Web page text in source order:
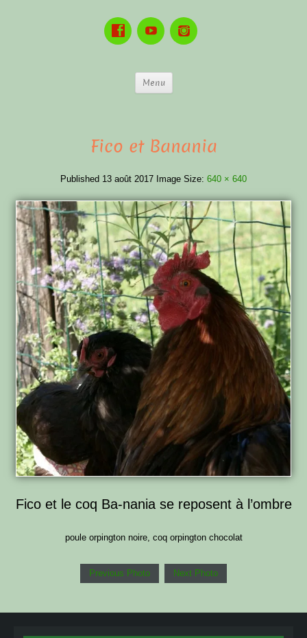
Menu
Fico et Banania
Published 13 août 2017 Image Size: 640 × 640
Fico et le coq Ba-nania se reposent à l’ombre
poule orpington noire, coq orpington chocolat
Previous Photo Next Photo